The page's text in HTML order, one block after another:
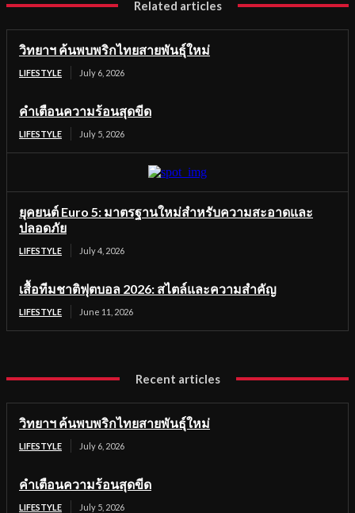
Related articles
วิทยาฯ ค้นพบพริกไทยสายพันธุ์ใหม่
LIFESTYLE July 6, 2026
คำเตือนความร้อนสุดขีด
LIFESTYLE July 5, 2026
ยุคยนต์ Euro 5: มาตรฐานใหม่สำหรับความสะอาดและ
ปลอดภัย
LIFESTYLE July 4, 2026
เสื้อทีมชาติฟุตบอล 2026: สไตล์และความสำคัญ
LIFESTYLE June 11, 2026
Recent articles
วิทยาฯ ค้นพบพริกไทยสายพันธุ์ใหม่
LIFESTYLE July 6, 2026
คำเตือนความร้อนสุดขีด
LIFESTYLE July 5, 2026